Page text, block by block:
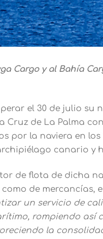
Cargo y al Bahía
el 30 de julio
Cruz de La Palma
por la naviera en
canario y
de flota de dicha
de mercancías,
un servicio de
rompiendo así
la